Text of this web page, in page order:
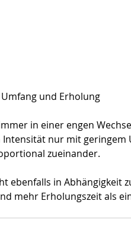
und Erholung
in einer engen
nur mit geringem
zueinander.
ebenfalls in Abhängigkeit
mehr Erholungszeit als